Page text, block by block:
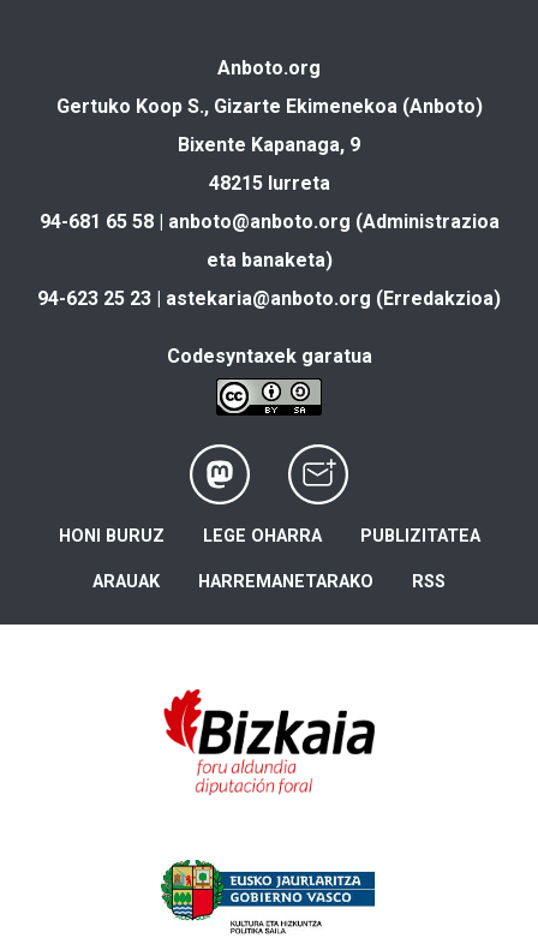
Anboto.org
Gertuko Koop S., Gizarte Ekimenekoa (Anboto)
Bixente Kapanaga, 9
48215 Iurreta
94-681 65 58 | anboto@anboto.org (Administrazioa
eta banaketa)
94-623 25 23 | astekaria@anboto.org (Erredakzioa)
Codesyntaxek garatua
HONI BURUZ LEGE OHARRA PUBLIZITATEA
ARAUAK HARREMANETARAKO RSS